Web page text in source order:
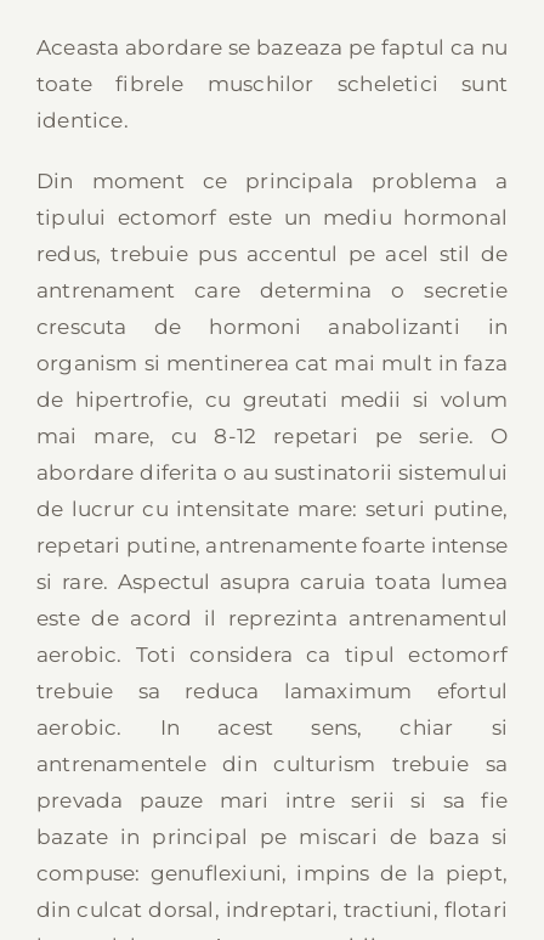
Aceasta abordare se bazeaza pe faptul ca nu
toate fibrele muschilor scheletici sunt
identice.
Din moment ce principala problema a
tipului ectomorf este un mediu hormonal
redus, trebuie pus accentul pe acel stil de
antrenament care determina o secretie
crescuta de hormoni anabolizanti in
organism si mentinerea cat mai mult in faza
de hipertrofie, cu greutati medii si volum
mai mare, cu 8-12 repetari pe serie. O
abordare diferita o au sustinatorii sistemului
de lucrur cu intensitate mare: seturi putine,
repetari putine, antrenamente foarte intense
si rare. Aspectul asupra caruia toata lumea
este de acord il reprezinta antrenamentul
aerobic. Toti considera ca tipul ectomorf
trebuie sa reduca lamaximum efortul
aerobic. In acest sens, chiar si
antrenamentele din culturism trebuie sa
prevada pauze mari intre serii si sa fie
bazate in principal pe miscari de baza si
compuse: genuflexiuni, impins de la piept,
din culcat dorsal, indreptari, tractiuni, flotari